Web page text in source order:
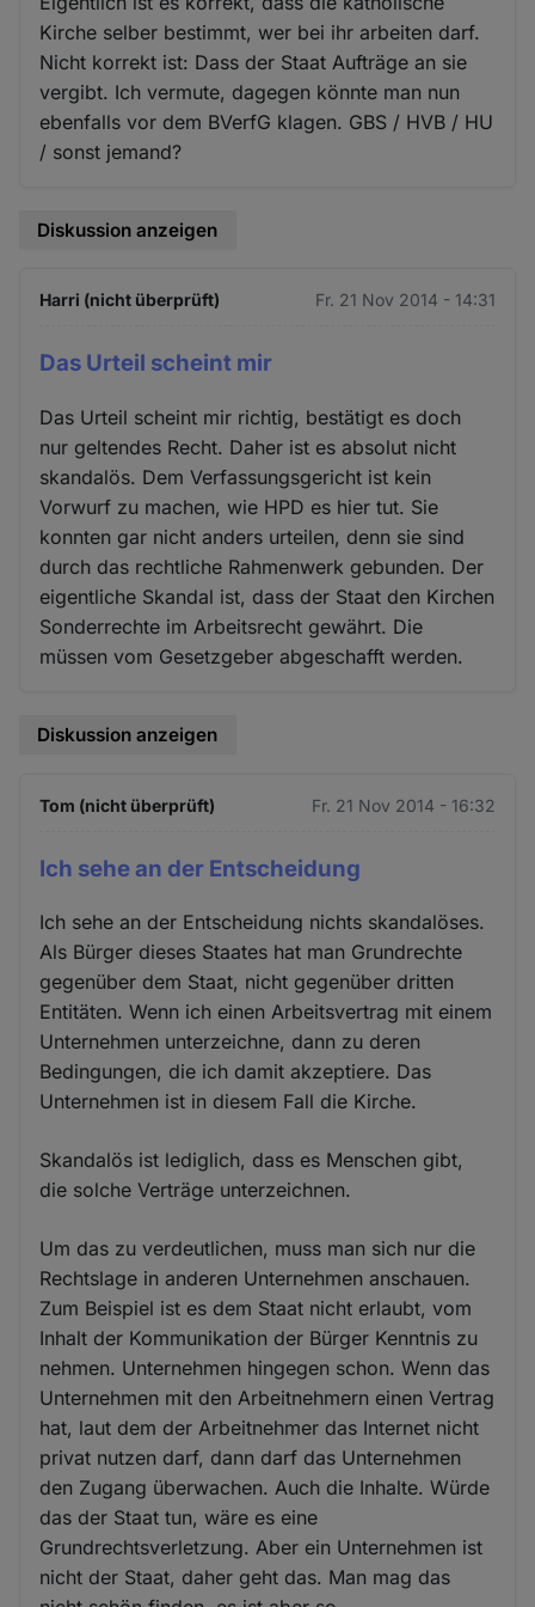
Kirche selber bestimmt, wer bei ihr arbeiten darf.
Nicht korrekt ist: Dass der Staat Aufträge an sie
vergibt. Ich vermute, dagegen könnte man nun
ebenfalls vor dem BVerfG klagen. GBS / HVB / HU
/ sonst jemand?
Diskussion anzeigen
Harri (nicht überprüft) Fr. 21 Nov 2014 - 14:31
Das Urteil scheint mir
Das Urteil scheint mir richtig, bestätigt es doch
nur geltendes Recht. Daher ist es absolut nicht
skandalös. Dem Verfassungsgericht ist kein
Vorwurf zu machen, wie HPD es hier tut. Sie
konnten gar nicht anders urteilen, denn sie sind
durch das rechtliche Rahmenwerk gebunden. Der
eigentliche Skandal ist, dass der Staat den Kirchen
Sonderrechte im Arbeitsrecht gewährt. Die
müssen vom Gesetzgeber abgeschafft werden.
Diskussion anzeigen
Tom (nicht überprüft) Fr. 21 Nov 2014 - 16:32
Ich sehe an der Entscheidung
Ich sehe an der Entscheidung nichts skandalöses.
Als Bürger dieses Staates hat man Grundrechte
gegenüber dem Staat, nicht gegenüber dritten
Entitäten. Wenn ich einen Arbeitsvertrag mit einem
Unternehmen unterzeichne, dann zu deren
Bedingungen, die ich damit akzeptiere. Das
Unternehmen ist in diesem Fall die Kirche.
Skandalös ist lediglich, dass es Menschen gibt,
die solche Verträge unterzeichnen.
Um das zu verdeutlichen, muss man sich nur die
Rechtslage in anderen Unternehmen anschauen.
Zum Beispiel ist es dem Staat nicht erlaubt, vom
Inhalt der Kommunikation der Bürger Kenntnis zu
nehmen. Unternehmen hingegen schon. Wenn das
Unternehmen mit den Arbeitnehmern einen Vertrag
hat, laut dem der Arbeitnehmer das Internet nicht
privat nutzen darf, dann darf das Unternehmen
den Zugang überwachen. Auch die Inhalte. Würde
das der Staat tun, wäre es eine
Grundrechtsverletzung. Aber ein Unternehmen ist
nicht der Staat, daher geht das. Man mag das